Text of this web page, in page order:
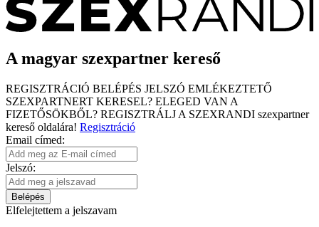
A magyar szexpartner kereső
REGISZTRÁCIÓ BELÉPÉS JELSZÓ EMLÉKEZTETŐ
SZEXPARTNERT KERESEL? ELEGED VAN A
FIZETŐSÖKBŐL? REGISZTRÁLJ A SZEXRANDI szexpartner
kereső oldalára! Regisztráció
Email címed:
Jelszó:
Belépés
Elfelejtettem a jelszavam